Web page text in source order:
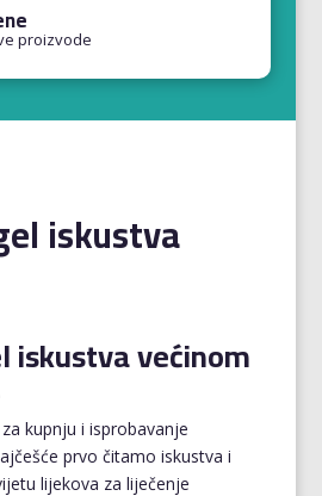
proizvode
iskustva
iskustva većinom
kupnju i isprobavanje
prvo čitamo iskustva i
lijekova za liječenje